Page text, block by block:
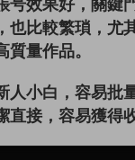
号效果好，關鍵
也比較繁瑣，尤
量作品。
人小白，容易批
接，容易獲得收